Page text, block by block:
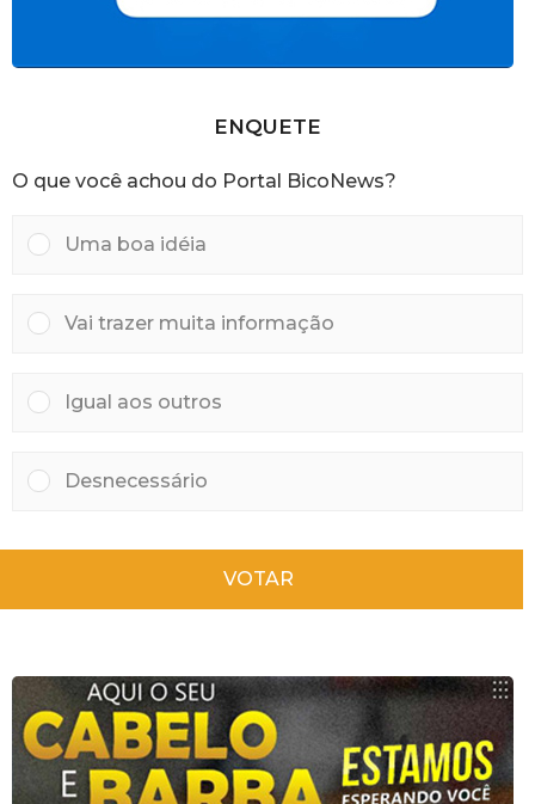
ENQUETE
O que você achou do Portal BicoNews?
Uma boa idéia
Vai trazer muita informação
Igual aos outros
Desnecessário
VOTAR